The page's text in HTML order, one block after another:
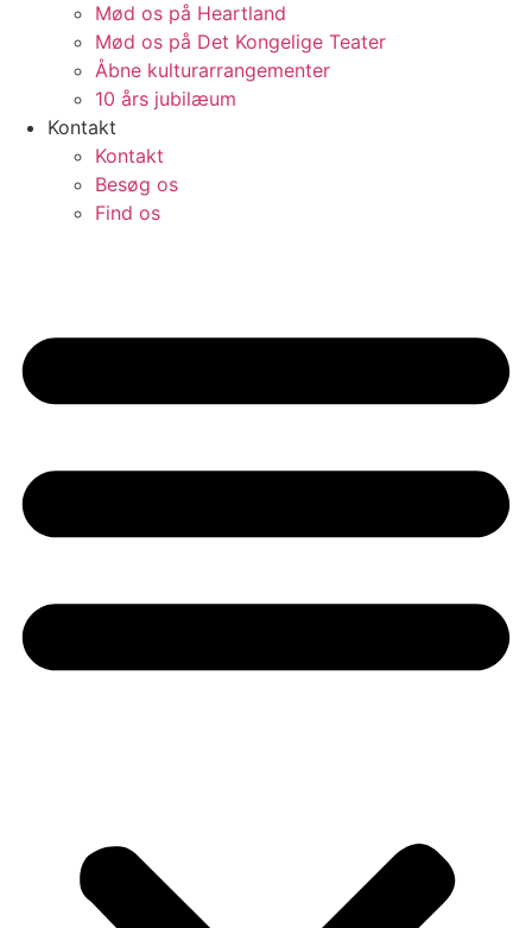
Mød os på Heartland
Mød os på Det Kongelige Teater
Åbne kulturarrangementer
10 års jubilæum
Kontakt
Kontakt
Besøg os
Find os